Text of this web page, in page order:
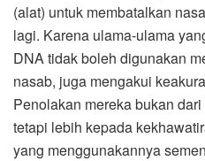
(alat) untuk membatalkan
lagi. Karena ulama-ulama
DNA tidak boleh digunakan
nasab, juga mengakui
Penolakan mereka bukan
tetapi lebih kepada
yang menggunakannya